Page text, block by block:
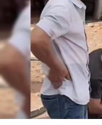
Play
00:00